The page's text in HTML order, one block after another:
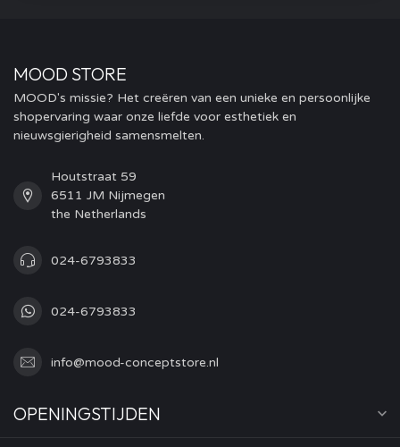
MOOD STORE
MOOD's missie? Het creëren van een unieke en persoonlijke
shopervaring waar onze liefde voor esthetiek en
nieuwsgierigheid samensmelten.
Houtstraat 59
6511 JM Nijmegen
the Netherlands
024-6793833
024-6793833
info@mood-conceptstore.nl
OPENINGSTIJDEN